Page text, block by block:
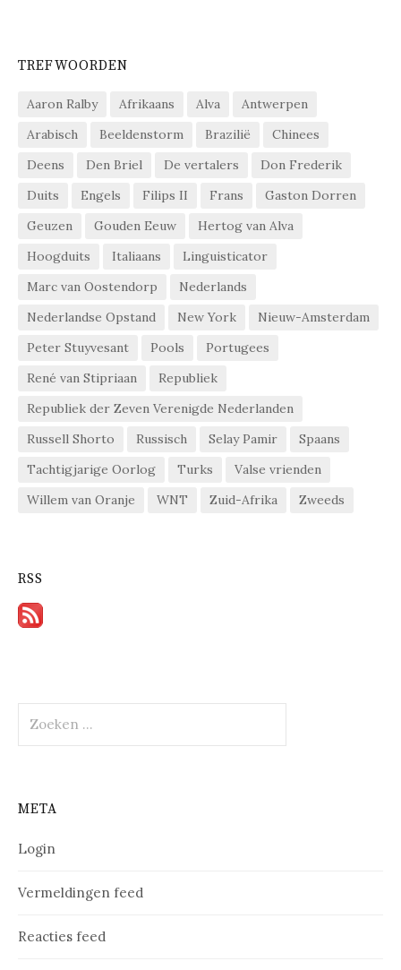
TREFWOORDEN
Aaron Ralby Afrikaans Alva
Antwerpen
Arabisch
Beeldenstorm Brazilië
Chinees
Deens
Den Briel De vertalers
Don Frederik
Duits
Engels Filips II Frans
Gaston Dorren
Geuzen
Gouden Eeuw
Hertog van Alva
Hoogduits
Italiaans
Linguisticator
Marc van Oostendorp
Nederlands
Nederlandse Opstand
New York
Nieuw-Amsterdam
Peter Stuyvesant
Pools
Portugees
René van Stipriaan
Republiek
Republiek der Zeven Verenigde Nederlanden
Russell Shorto
Russisch Selay Pamir
Spaans
Tachtigjarige Oorlog
Turks
Valse vrienden
Willem van Oranje
WNT Zuid-Afrika Zweeds
RSS
naar:
META
Login
Vermeldingen feed
Reacties feed